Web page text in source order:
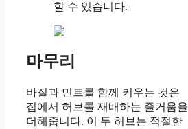
할 수 있습니다.
마무리
바질과 민트를 함께 키우는 것은
집에서 허브를 재배하는 즐거움을
더해줍니다. 이 두 허브는 적절한